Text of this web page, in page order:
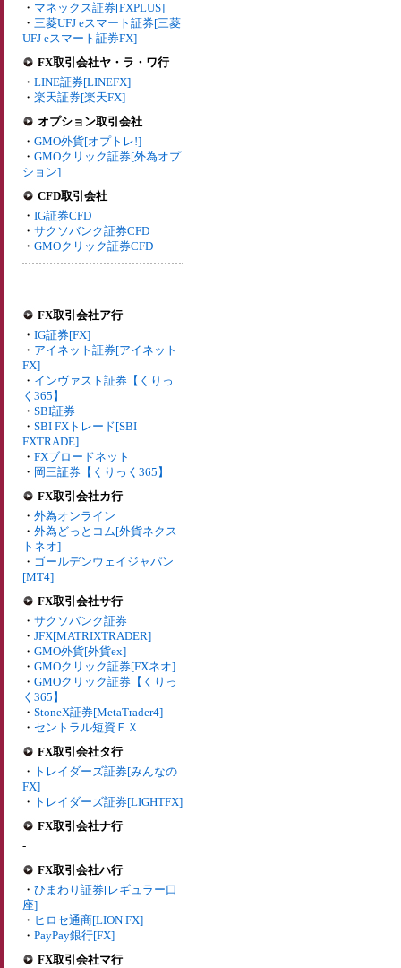
・ マネックス証券[FXPLUS]
・ 三菱UFJ eスマート証券[三菱
UFJ eスマート証券FX]
FX取引会社ヤ・ラ・ワ行
・ LINE証券[LINEFX]
・ 楽天証券[楽天FX]
オプション取引会社
・ GMO外貨[オプトレ!]
・ GMOクリック証券[外為オプ
ション]
CFD取引会社
・ IG証券CFD
・ サクソバンク証券CFD
・ GMOクリック証券CFD
FX取引会社ア行
・ IG証券[FX]
・ アイネット証券[アイネット
FX]
・ インヴァスト証券【くりっ
く365】
・ SBI証券
・ SBI FXトレード[SBI
FXTRADE]
・ FXブロードネット
・ 岡三証券【くりっく365】
FX取引会社カ行
・ 外為オンライン
・ 外為どっとコム[外貨ネクス
トネオ]
・ ゴールデンウェイジャパン
[MT4]
FX取引会社サ行
・ サクソバンク証券
・ JFX[MATRIXTRADER]
・ GMO外貨[外貨ex]
・ GMOクリック証券[FXネオ]
・ GMOクリック証券【くりっ
く365】
・ StoneX証券[MetaTrader4]
・ セントラル短資ＦＸ
FX取引会社タ行
・ トレイダーズ証券[みんなの
FX]
・ トレイダーズ証券[LIGHTFX]
FX取引会社ナ行
-
FX取引会社ハ行
・ ひまわり証券[レギュラー口
座]
・ ヒロセ通商[LION FX]
・ PayPay銀行[FX]
FX取引会社マ行